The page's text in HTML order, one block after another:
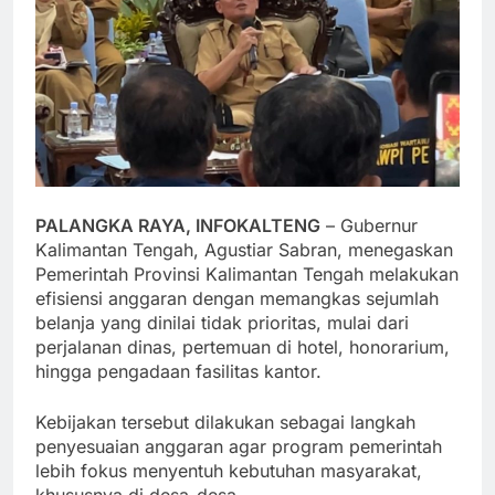
PALANGKA RAYA, INFOKALTENG – Gubernur
Kalimantan Tengah, Agustiar Sabran, menegaskan
Pemerintah Provinsi Kalimantan Tengah melakukan
efisiensi anggaran dengan memangkas sejumlah
belanja yang dinilai tidak prioritas, mulai dari
perjalanan dinas, pertemuan di hotel, honorarium,
hingga pengadaan fasilitas kantor.
Kebijakan tersebut dilakukan sebagai langkah
penyesuaian anggaran agar program pemerintah
lebih fokus menyentuh kebutuhan masyarakat,